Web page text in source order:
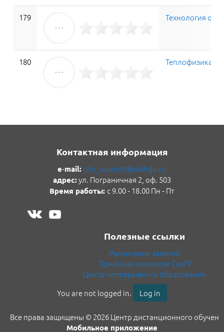
179 Технология
180 Теплофизика
Контактная информация
e‑mail: cdo_support@sakhgu.ru
адрес:ул. Пограничная 2, оф. 503
Время работы: с 9.00 ‑ 18.00 Пн ‑ Пт
Полезные ссылки
Расписание занятий
Приемная комиссия СахГУ
Центр непрерывного образования
You are not logged in.
Log in
Все права защищены © 2026 Центр дистанционного
Мобильное приложение